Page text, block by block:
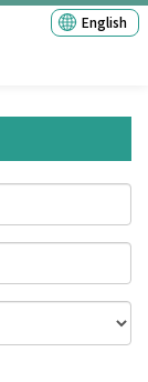
English